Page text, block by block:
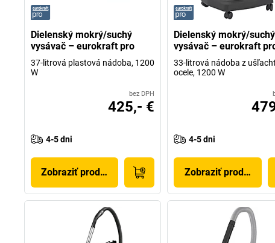
Dielenský mokrý/suchý
vysávač – eurokraft pro
37-litrová plastová nádoba, 1200
W
bez DPH
425,- €
4-5 dni
Zobraziť produkt
Dielenský mokrý/suchý
vysávač – eurokraft
33-litrová nádoba z
ocele, 1200 W
4-5 dni
Zobraziť produkt